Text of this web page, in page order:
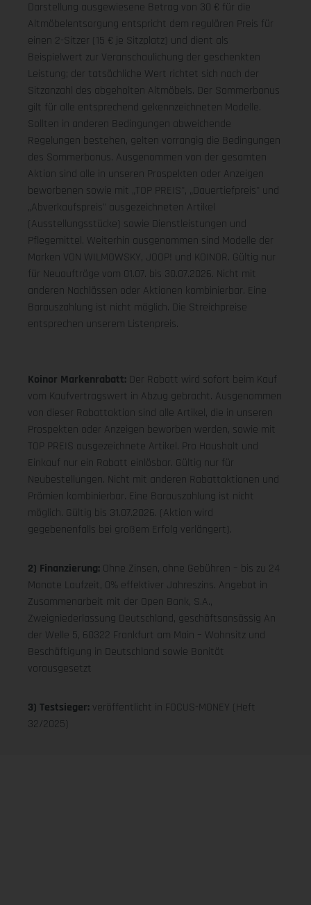
Darstellung ausgewiesene Betrag von 30 € für die
Altmöbelentsorgung entspricht dem regulären Preis für
einen 2-Sitzer (15 € je Sitzplatz) und dient als
Beispielwert zur Veranschaulichung der geschenkten
Leistung; der tatsächliche Wert richtet sich nach der
Sitzanzahl des abgeholten Altmöbels. Der Sommerbonus
gilt für alle entsprechend gekennzeichneten Modelle.
Sollten in anderen Bedingungen abweichende
Regelungen bestehen, gelten vorrangig die Bedingungen
des Sommerbonus. Ausgenommen von der gesamten
Aktion sind alle in unseren Prospekten oder Anzeigen
beworbenen sowie mit „TOP PREIS", „Dauertiefpreis" und
„Abverkaufspreis" ausgezeichneten Artikel
(Ausstellungsstücke) sowie Dienstleistungen und
Pflegemittel. Weiterhin ausgenommen sind Modelle der
Marken VON WILMOWSKY, JOOP! und KOINOR. Gültig nur
für Neuaufträge vom 01.07. bis 30.07.2026. Nicht mit
anderen Nachlässen oder Aktionen kombinierbar. Eine
Barauszahlung ist nicht möglich. Die Streichpreise
entsprechen unserem Listenpreis.
Koinor Markenrabatt: Der Rabatt wird sofort beim Kauf
vom Kaufvertragswert in Abzug gebracht. Ausgenommen
von dieser Rabattaktion sind alle Artikel, die in unseren
Prospekten oder Anzeigen beworben werden, sowie mit
TOP PREIS ausgezeichnete Artikel. Pro Haushalt und
Einkauf nur ein Rabatt einlösbar. Gültig nur für
Neubestellungen. Nicht mit anderen Rabattaktionen und
Prämien kombinierbar. Eine Barauszahlung ist nicht
möglich. Gültig bis 31.07.2026. (Aktion wird
gegebenenfalls bei großem Erfolg verlängert).
2) Finanzierung: Ohne Zinsen, ohne Gebühren – bis zu 24
Monate Laufzeit, 0% effektiver Jahreszins. Angebot in
Zusammenarbeit mit der Open Bank, S.A.,
Zweigniederlassung Deutschland, geschäftsansässig An
der Welle 5, 60322 Frankfurt am Main – Wohnsitz und
Beschäftigung in Deutschland sowie Bonität
vorausgesetzt
3) Testsieger: veröffentlicht in FOCUS-MONEY (Heft
32/2025)